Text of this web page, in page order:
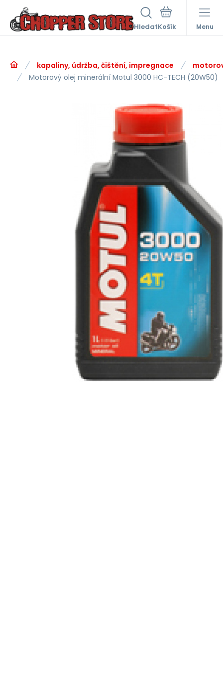
Hledat Menu
kapaliny, údržba, čištění, impregnace
Motorový olej minerální Motul 3000 HC-TECH (20W50)